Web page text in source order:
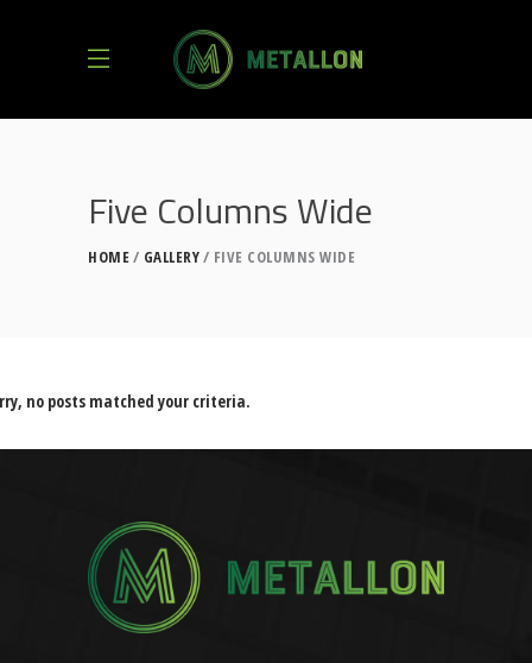
Five Columns Wide
HOME GALLERY FIVE COLUMNS WIDE
no posts matched your criteria.